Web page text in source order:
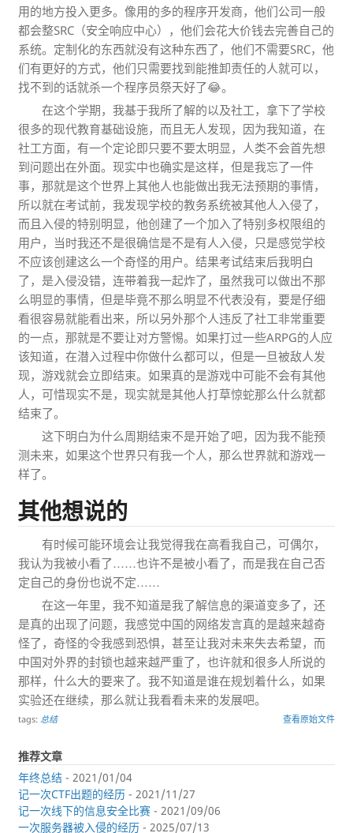
用的地方投入更多。像用的多的程序开发商，他们公司一般
都会整SRC（安全响应中心），他们会花大价钱去完善自己的
系统。定制化的东西就没有这种东西了，他们不需要SRC，他
们有更好的方式，他们只需要找到能推卸责任的人就可以，
找不到的话就杀一个程序员祭天好了😂。
在这个学期，我基于我所了解的以及社工，拿下了学校
很多的现代教育基础设施，而且无人发现，因为我知道，在
社工方面，有一个定论即只要不要太明显，人类不会首先想
到问题出在外面。现实中也确实是这样，但是我忘了一件
事，那就是这个世界上其他人也能做出我无法预期的事情，
所以就在考试前，我发现学校的教务系统被其他人入侵了，
而且入侵的特别明显，他创建了一个加入了特别多权限组的
用户，当时我还不是很确信是不是有人入侵，只是感觉学校
不应该创建这么一个奇怪的用户。结果考试结束后我明白
了，是入侵没错，连带着我一起炸了，虽然我可以做出不那
么明显的事情，但是毕竟不那么明显不代表没有，要是仔细
看很容易就能看出来，所以另外那个人违反了社工非常重要
的一点，那就是不要让对方警惕。如果打过一些ARPG的人应
该知道，在潜入过程中你做什么都可以，但是一旦被敌人发
现，游戏就会立即结束。如果真的是游戏中可能不会有其他
人，可惜现实不是，现实就是其他人打草惊蛇那么什么就都
结束了。
这下明白为什么周期结束不是开始了吧，因为我不能预
测未来，如果这个世界只有我一个人，那么世界就和游戏一
样了。
其他想说的
有时候可能环境会让我觉得我在高看我自己，可偶尔，
我认为我被小看了……也许不是被小看了，而是我在自己否
定自己的身份也说不定……
在这一年里，我不知道是我了解信息的渠道变多了，还
是真的出现了问题，我感觉中国的网络发言真的是越来越奇
怪了，奇怪的令我感到恐惧，甚至让我对未来失去希望，而
中国对外界的封锁也越来越严重了，也许就和很多人所说的
那样，什么大的要来了。我不知道是谁在规划着什么，如果
实验还在继续，那么就让我看看未来的发展吧。
tags: 总结 查看原始文件
推荐文章
年终总结 - 2021/01/04
记一次CTF出题的经历 - 2021/11/27
记一次线下的信息安全比赛 - 2021/09/06
一次服务器被入侵的经历 - 2025/07/13